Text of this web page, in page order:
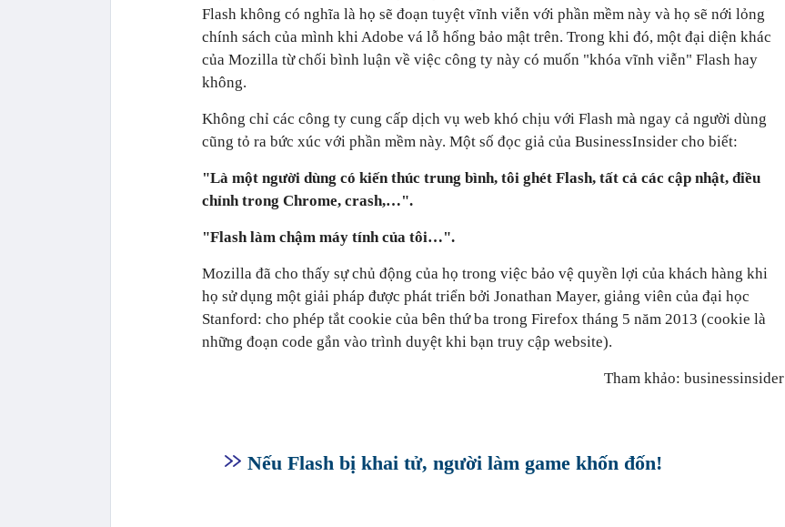
Flash không có nghĩa là họ sẽ đoạn tuyệt vĩnh viễn với phần mềm này và họ sẽ nới lỏng
chính sách của mình khi Adobe vá lỗ hổng bảo mật trên. Trong khi đó, một đại diện khác
của Mozilla từ chối bình luận về việc công ty này có muốn "khóa vĩnh viễn" Flash hay
không.
Không chỉ các công ty cung cấp dịch vụ web khó chịu với Flash mà ngay cả người dùng
cũng tỏ ra bức xúc với phần mềm này. Một số đọc giả của BusinessInsider cho biết:
"Là một người dùng có kiến thúc trung bình, tôi ghét Flash, tất cả các cập nhật, điều
chỉnh trong Chrome, crash,…".
"Flash làm chậm máy tính của tôi…".
Mozilla đã cho thấy sự chủ động của họ trong việc bảo vệ quyền lợi của khách hàng khi
họ sử dụng một giải pháp được phát triển bởi Jonathan Mayer, giảng viên của đại học
Stanford: cho phép tắt cookie của bên thứ ba trong Firefox tháng 5 năm 2013 (cookie là
những đoạn code gắn vào trình duyệt khi bạn truy cập website).
Tham khảo: businessinsider
Nếu Flash bị khai tử, người làm game khốn đốn!